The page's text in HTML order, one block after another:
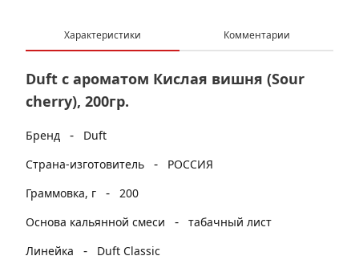
Характеристики Комментарии
Duft с ароматом Кислая вишня (Sour
cherry), 200гр.
Бренд -
Duft
Страна-изготовитель
-
РОССИЯ
Граммовка, г
- 200
Основа кальянной смеси
- табачный лист
Линейка
-
Duft Classic